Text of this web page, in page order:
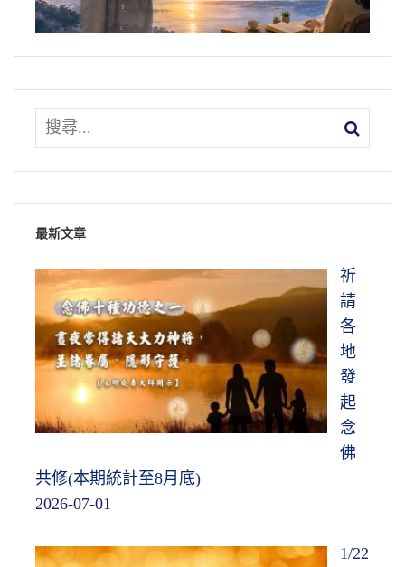
最新文章
祈
請
各
地
發
起
念
佛
共修(本期統計至8月底)
2026-07-01
1/22